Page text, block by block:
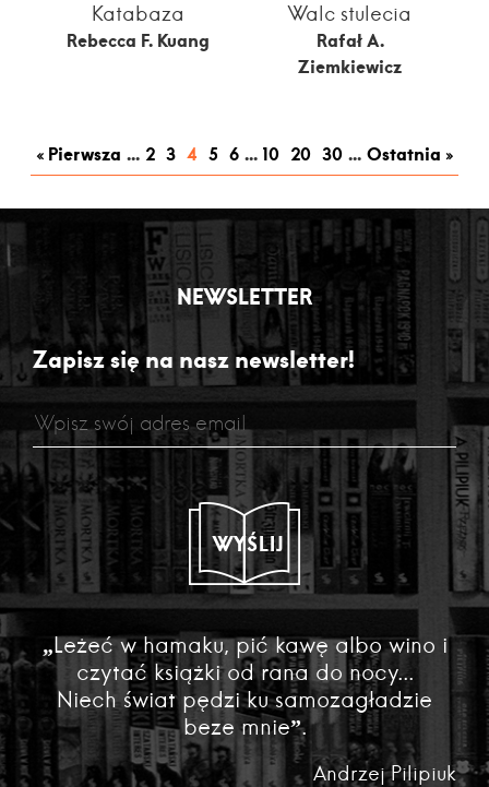
Katabaza
Rebecca F. Kuang
Walc stulecia
Rafał A.
Ziemkiewicz
« Pierwsza ... 2 3 4 5 6 ... 10 20 30 ... Ostatnia »
NEWSLETTER
Zapisz się na nasz newsletter!
WYŚLIJ
„Leżeć w hamaku, pić kawę albo wino i
czytać książki od rana do nocy...
Niech świat pędzi ku samozagładzie
beze mnie”.
Andrzej Pilipiuk